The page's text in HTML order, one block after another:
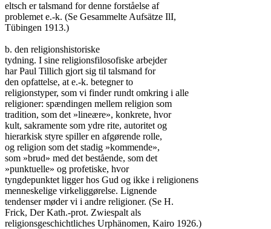
eltsch er talsmand for denne forståelse af
problemet e.-k. (Se Gesammelte Aufsätze IlI,
Tübingen 1913.)
b. den religionshistoriske
tydning. I sine religionsfilosofiske arbejder
har Paul Tillich gjort sig til talsmand for
den opfattelse, at e.-k. betegner to
religionstyper, som vi finder rundt omkring i alle
religioner: spændingen mellem religion som
tradition, som det »lineære», konkrete, hvor
kult, sakramente som ydre rite, autoritet og
hierarkisk styre spiller en afgørende rolle,
og religion som det stadig »kommende»,
som »brud» med det bestående, som det
»punktuelle» og profetiske, hvor
tyngdepunktet ligger hos Gud og ikke i religionens
menneskelige virkeliggørelse. Lignende
tendenser møder vi i andre religioner. (Se H.
Frick, Der Kath.-prot. Zwiespalt als
religionsgeschichtliches Urphänomen, Kairo 1926.)